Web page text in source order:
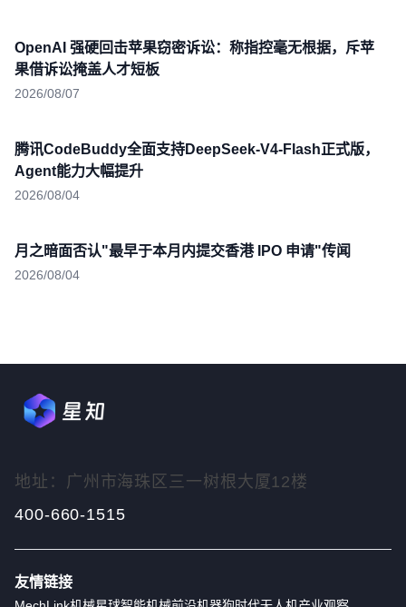
OpenAI 强硬回击苹果窃密诉讼：称指控毫无根据，斥苹
果借诉讼掩盖人才短板
2026/08/07
腾讯CodeBuddy全面支持DeepSeek-V4-Flash正式版，
Agent能力大幅提升
2026/08/04
月之暗面否认"最早于本月内提交香港 IPO 申请"传闻
2026/08/04
地址：广州市海珠区三一树根大厦12楼
400-660-1515
友情链接